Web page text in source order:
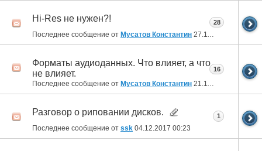
Hi-Res не нужен?!
Последнее сообщение от Мусатов Константин 27.11.2018 23:52
28
Форматы аудиоданных. Что влияет, а что
не влияет.
Последнее сообщение от Мусатов Константин 21.11.2018
16
Разговор о риповании дисков.
Последнее сообщение от ssk 04.12.2017 00:23
1